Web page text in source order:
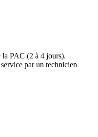
la PAC (2 à 4 jours).
par un technicien